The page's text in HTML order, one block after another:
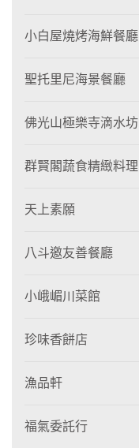
小白屋燒烤海鮮餐廳
聖托里尼海景餐廳
佛光山極樂寺滴水坊
群賢閣蔬食精緻料理
天上素願
八斗邀友善餐廳
小峨嵋川菜館
珍味香餅店
漁品軒
福氣委託行